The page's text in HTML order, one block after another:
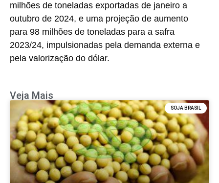
milhões de toneladas exportadas de janeiro a
outubro de 2024, e uma projeção de aumento
para 98 milhões de toneladas para a safra
2023/24, impulsionadas pela demanda externa e
pela valorização do dólar.
Veja Mais
SOJA BRASIL